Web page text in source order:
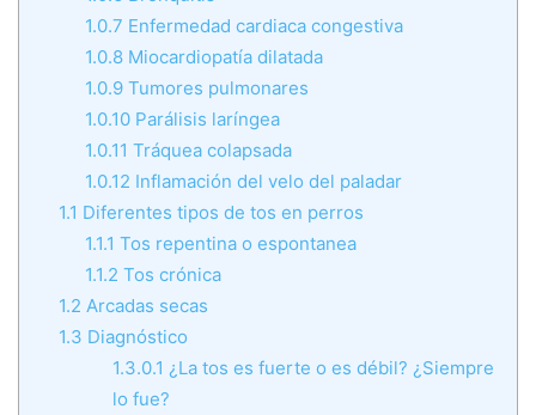
1.0.7 Enfermedad cardiaca congestiva
1.0.8 Miocardiopatía dilatada
1.0.9 Tumores pulmonares
1.0.10 Parálisis laríngea
1.0.11 Tráquea colapsada
1.0.12 Inflamación del velo del paladar
1.1 Diferentes tipos de tos en perros
1.1.1 Tos repentina o espontanea
1.1.2 Tos crónica
1.2 Arcadas secas
1.3 Diagnóstico
1.3.0.1 ¿La tos es fuerte o es débil? ¿Siempre
lo fue?